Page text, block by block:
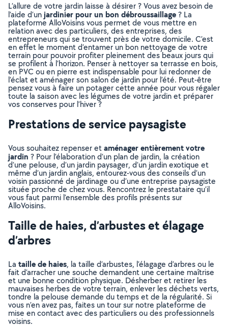
L’allure de votre jardin laisse à désirer ? Vous avez besoin de
l’aide d’unjardinier pour un bon débroussaillage? La
plateforme AlloVoisins vous permet de vous mettre en
relation avec des particuliers, des entreprises, des
entrepreneurs qui se trouvent près de votre domicile. C’est
en effet le moment d’entamer un bon nettoyage de votre
terrain pour pouvoir profiter pleinement des beaux jours qui
se profilent à l’horizon. Penser à nettoyer sa terrasse en bois,
en PVC ou en pierre est indispensable pour lui redonner de
l’éclat et aménager son salon de jardin pour l’été. Peut-être
pensez vous à faire un potager cette année pour vous régaler
toute la saison avec les légumes de votre jardin et préparer
vos conserves pour l’hiver ?
Prestations de service paysagiste
Vous souhaitez repenser etaménager entièrement votre
jardin ? Pour l’élaboration d’un plan de jardin, la création
d’une pelouse, d’un jardin paysager, d’un jardin exotique et
même d’un jardin anglais, entourez-vous des conseils d’un
voisin passionné de jardinage ou d’une entreprise paysagiste
située proche de chez vous. Rencontrez le prestataire qu’il
vous faut parmi l’ensemble des profils présents sur
AlloVoisins.
Taille de haies, d’arbustes et élagage
d’arbres
La taille de haies, la taille d’arbustes, l’élagage d’arbres ou le
fait d’arracher une souche demandent une certaine maîtrise
et une bonne condition physique. Désherber et retirer les
mauvaises herbes de votre terrain, enlever les déchets verts,
tondre la pelouse demande du temps et de la régularité. Si
vous n’en avez pas, faites un tour sur notre plateforme de
mise en contact avec des particuliers ou des professionnels
voisins.